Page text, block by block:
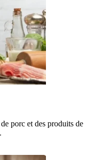
porc et des produits de